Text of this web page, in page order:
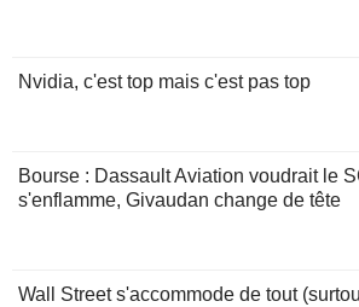
Nvidia, c'est top mais c'est pas top
Bourse : Dassault Aviation voudrait le
s'enflamme, Givaudan change de tête
Wall Street s'accommode de tout